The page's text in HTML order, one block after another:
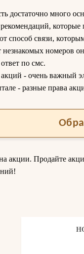
достаточно много
способ связи,
незнакомых номеров
по смс.
- очень важный
- разные права
акции. Продайте